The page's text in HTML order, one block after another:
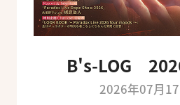
B's-LOG
2026年07月